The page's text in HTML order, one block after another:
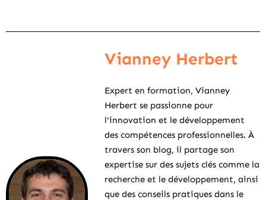
Vianney Herbert
Expert en formation, Vianney
Herbert se passionne pour
l'innovation et le développement
des compétences professionnelles. À
travers son blog, il partage son
expertise sur des sujets clés comme la
recherche et le développement, ainsi
que des conseils pratiques dans le